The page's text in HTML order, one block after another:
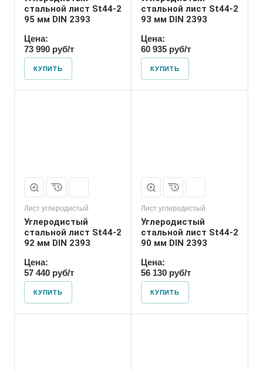
стальной лист St44-2
95 мм DIN 2393
Цена:
73 990 руб/т
КУПИТЬ
стальной лист St44-2
93 мм DIN 2393
Цена:
60 935 руб/т
КУПИТЬ
Лист углеродистый
Углеродистый
стальной лист St44-2
92 мм DIN 2393
Цена:
57 440 руб/т
КУПИТЬ
Лист углеродистый
Углеродистый
стальной лист St44-2
90 мм DIN 2393
Цена:
56 130 руб/т
КУПИТЬ